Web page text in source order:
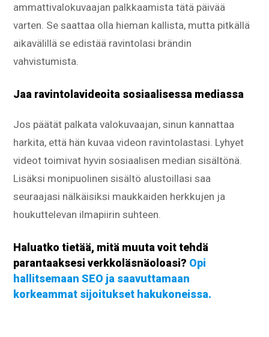
ammattivalokuvaajan palkkaamista tätä päivää
varten. Se saattaa olla hieman kallista, mutta pitkällä
aikavälillä se edistää ravintolasi brändin
vahvistumista.
Jaa ravintolavideoita sosiaalisessa mediassa
Jos päätät palkata valokuvaajan, sinun kannattaa
harkita, että hän kuvaa videon ravintolastasi. Lyhyet
videot toimivat hyvin sosiaalisen median sisältönä.
Lisäksi monipuolinen sisältö alustoillasi saa
seuraajasi nälkäisiksi maukkaiden herkkujen ja
houkuttelevan ilmapiirin suhteen.
Haluatko tietää, mitä muuta voit tehdä
parantaaksesi verkkoläsnäoloasi? Opi
hallitsemaan SEO ja saavuttamaan
korkeammat sijoitukset hakukoneissa.